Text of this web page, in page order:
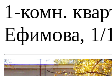
1-комн.
Ефимова, 1/